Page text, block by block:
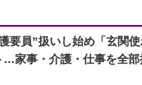
要員”扱いし始め「玄関
家事・介護・仕事を全部